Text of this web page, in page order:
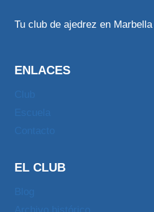
Tu club de ajedrez en Marbella
ENLACES
EL CLUB